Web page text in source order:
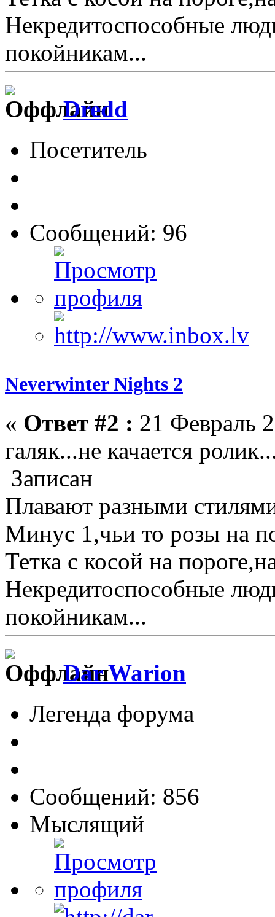
Некредитоспособные
покойникам...
Dredd
Посетитель
Сообщений: 96
Neverwinter Nights 2
« Ответ #2 : 21 Февраль
галяк...не качается
Записан
Плавают разными
Минус 1,чьи то розы на
Тетка с косой на
Некредитоспособные
покойникам...
Dar Warion
Легенда форума
Сообщений: 856
Мыслящий